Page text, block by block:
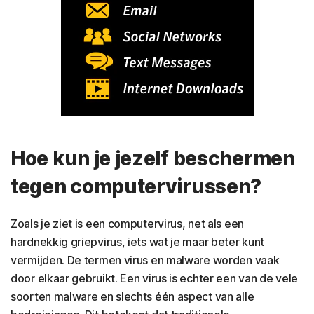
Hoe kun je jezelf beschermen
tegen computervirussen?
Zoals je ziet is een computervirus, net als een
hardnekkig griepvirus, iets wat je maar beter kunt
vermijden. De termen virus en malware worden vaak
door elkaar gebruikt. Een virus is echter een van de vele
soorten malware en slechts één aspect van alle